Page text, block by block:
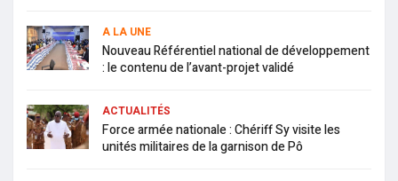
A LA UNE
Nouveau Référentiel national de développement
: le contenu de l’avant-projet validé
ACTUALITÉS
Force armée nationale : Chériff Sy visite les
unités militaires de la garnison de Pô